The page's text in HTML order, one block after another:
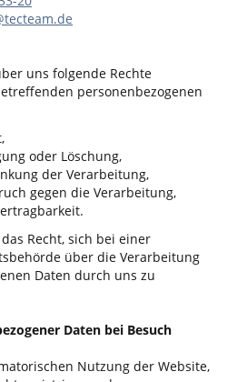
uns folgende Rechte
personenbezogenen
oder Löschung,
der Verarbeitung,
gegen die Verarbeitung,
Recht, sich bei einer
über die Verarbeitung
Daten durch uns zu
Daten bei Besuch
Nutzung der Website,